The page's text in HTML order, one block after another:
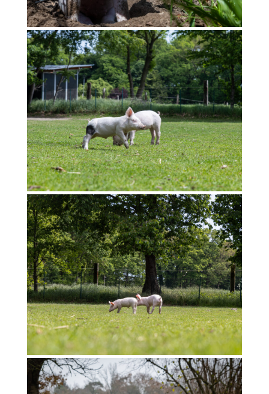
Petronella & Perino
Ammi & Sami